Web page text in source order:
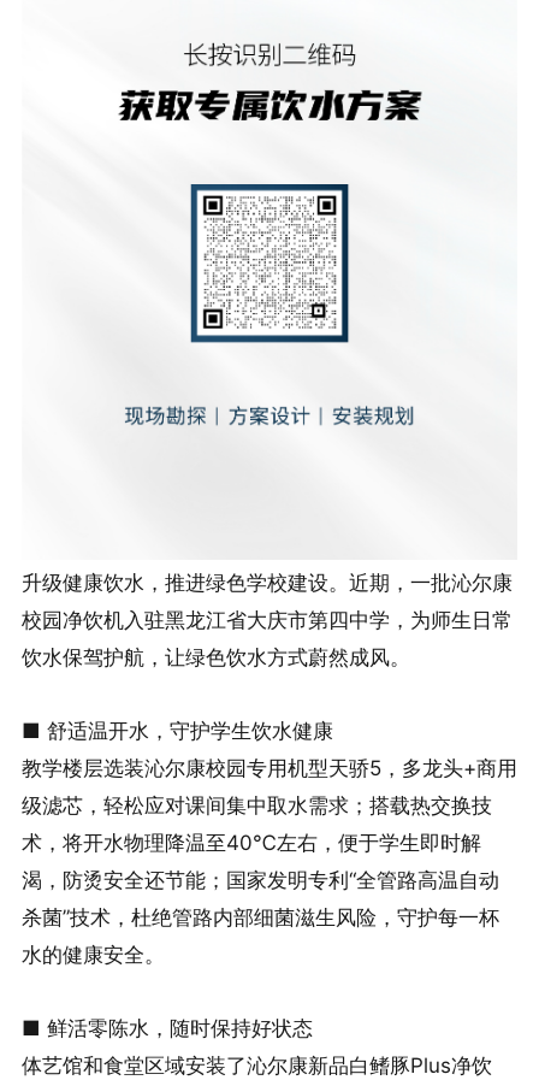
升级健康饮水，推进绿色学校建设。近期，一批沁尔康
校园净饮机入驻黑龙江省大庆市第四中学，为师生日常
饮水保驾护航，让绿色饮水方式蔚然成风。
■ 舒适温开水，守护学生饮水健康
教学楼层选装沁尔康校园专用机型天骄5，多龙头+商用
级滤芯，轻松应对课间集中取水需求；搭载热交换技
术，将开水物理降温至40℃左右，便于学生即时解
渴，防烫安全还节能；国家发明专利“全管路高温自动
杀菌”技术，杜绝管路内部细菌滋生风险，守护每一杯
水的健康安全。
■ 鲜活零陈水，随时保持好状态
体艺馆和食堂区域安装了沁尔康新品白鳍豚Plus净饮